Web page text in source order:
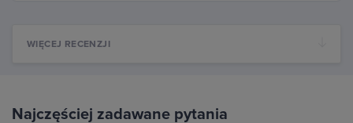
WIĘCEJ RECENZJI
Najczęściej zadawane pytania